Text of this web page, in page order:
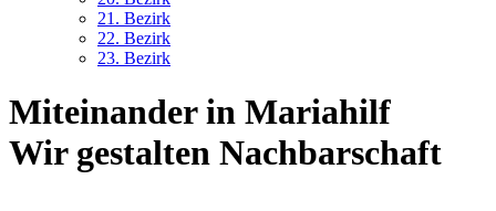
21. Bezirk
22. Bezirk
23. Bezirk
Miteinander in Mariahilf
Wir gestalten Nachbarschaft